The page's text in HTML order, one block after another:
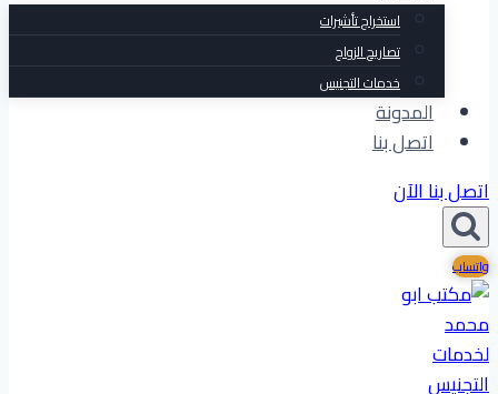
استخراج تأشيرات
تصاريح الزواج
خدمات التجنيس
المدونة
اتصل بنا
اتصل بنا الآن
واتساب